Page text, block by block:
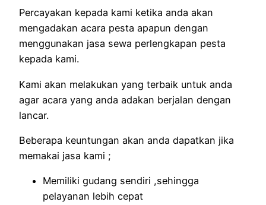
Percayakan kepada kami ketika anda akan
mengadakan acara pesta apapun dengan
menggunakan jasa sewa perlengkapan pesta
kepada kami.
Kami akan melakukan yang terbaik untuk anda
agar acara yang anda adakan berjalan dengan
lancar.
Beberapa keuntungan akan anda dapatkan jika
memakai jasa kami ;
Memiliki gudang sendiri ,sehingga
pelayanan lebih cepat